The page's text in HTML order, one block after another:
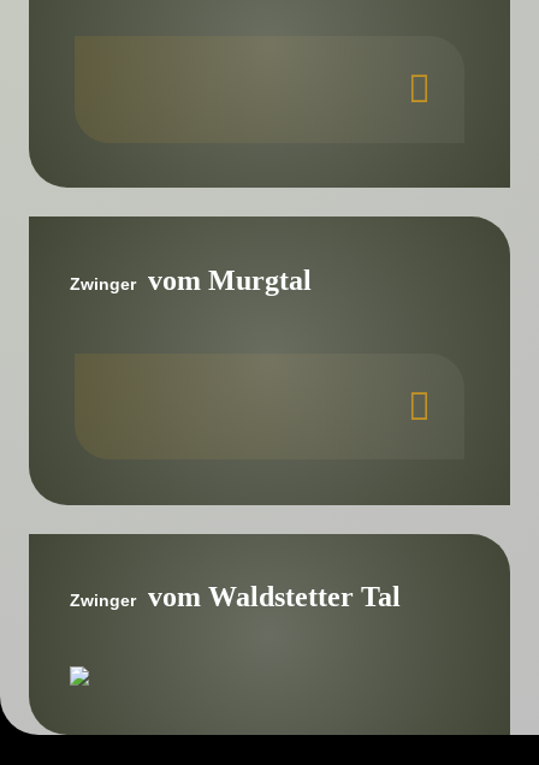
Zwinger vom Murgtal
Zwinger vom Waldstetter Tal